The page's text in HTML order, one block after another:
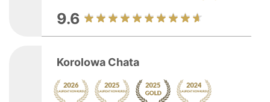
9.6
Korolowa Chata